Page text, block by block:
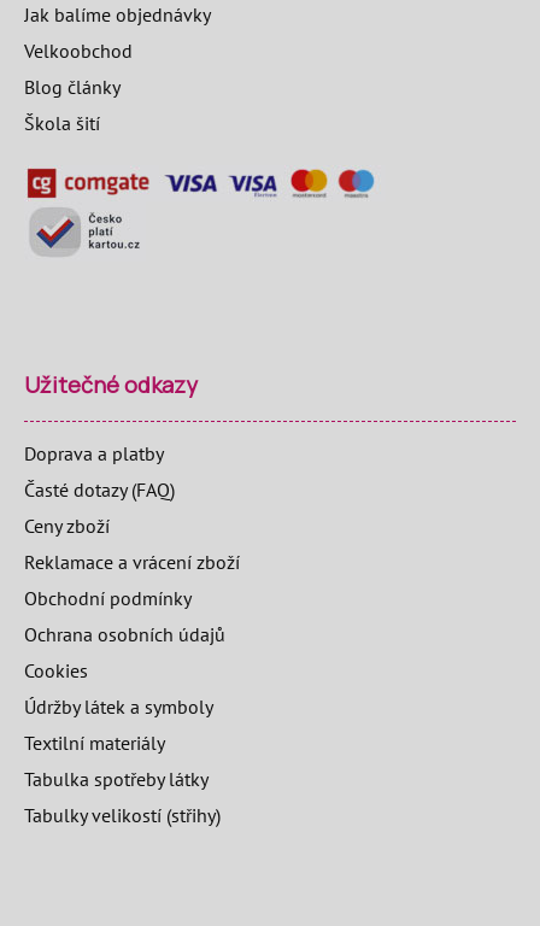
Jak balíme objednávky
Velkoobchod
Blog články
Škola šití
Užitečné odkazy
Doprava a platby
Časté dotazy (FAQ)
Ceny zboží
Reklamace a vrácení zboží
Obchodní podmínky
Ochrana osobních údajů
Cookies
Údržby látek a symboly
Textilní materiály
Tabulka spotřeby látky
Tabulky velikostí (střihy)